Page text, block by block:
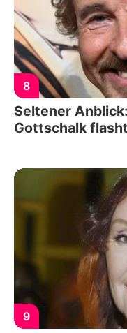
8
Seltener
Gottschalk
9